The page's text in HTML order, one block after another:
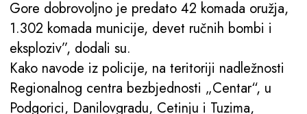
Gore dobrovoljno je predato 42 komada oružja,
1.302 komada municije, devet ručnih bombi i
eksploziv”, dodali su.
Kako navode iz policije, na teritoriji nadležnosti
Regionalnog centra bezbjednosti „Centar“, u
Podgorici, Danilovgradu, Cetinju i Tuzima,